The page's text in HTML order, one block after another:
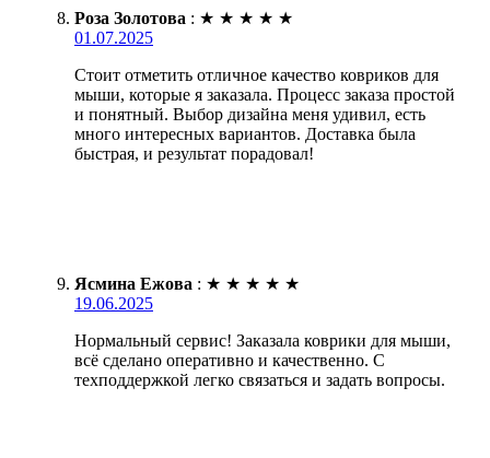
Роза Золотова : ★ ★ ★ ★ ★
01.07.2025
Стоит отметить отличное качество ковриков для
мыши, которые я заказала. Процесс заказа простой
и понятный. Выбор дизайна меня удивил, есть
много интересных вариантов. Доставка была
быстрая, и результат порадовал!
Ясмина Ежова : ★ ★ ★ ★ ★
19.06.2025
Нормальный сервис! Заказала коврики для мыши,
всё сделано оперативно и качественно. С
техподдержкой легко связаться и задать вопросы.